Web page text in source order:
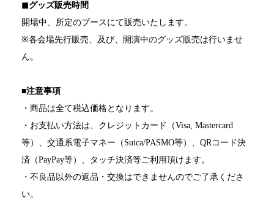
◼︎グッズ販売時間
開場中、所定のブースにて販売いたします。
※各会場先行販売、及び、開演中のグッズ販売は行いませ
ん。
■注意事項
・商品は全て税込価格となります。
・お支払い方法は、 クレジットカード（Visa, Mastercard
等）、交通系電子マネー（Suica/PASMO等）、QRコード決
済（PayPay等）、タッチ決済等ご利用頂けます。
・不良品以外の返品・交換はできませんのでご了承くださ
い。